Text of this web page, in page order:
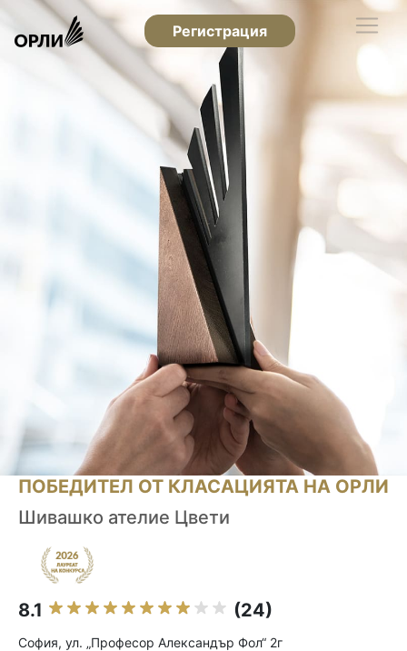
Регистрация
ПОБЕДИТЕЛ ОТ КЛАСАЦИЯТА НА ОРЛИ
Шивашко ателие Цвети
8.1 (24)
София, ул. „Професор Александър Фол“ 2г